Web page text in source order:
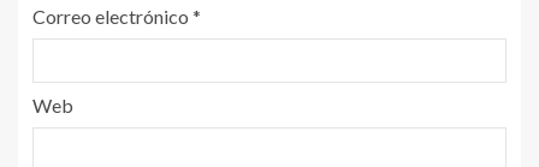
Correo electrónico *
Web